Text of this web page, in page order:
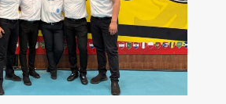
beim Flanders
Cup 2026